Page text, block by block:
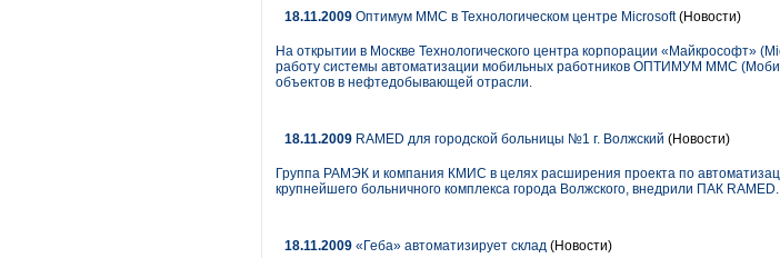
18.11.2009 Оптимум ММС в Технологическом центре Microsoft(Новости)
На открытии в Москве Технологического центра корпорации «Майкрософт»
работу системы автоматизации мобильных работников ОПТИМУМ ММС
объектов в нефтедобывающей отрасли.
18.11.2009 RAMED для городской больницы №1 г. Волжский (Новости)
Группа РАМЭК и компания КМИС в целях расширения проекта по
крупнейшего больничного комплекса города Волжского, внедрили ПАК RAMED.
18.11.2009 «Геба» автоматизирует склад (Новости)